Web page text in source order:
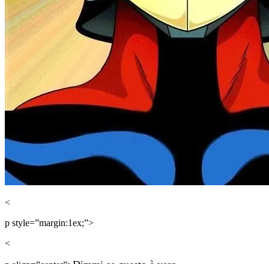
<
p style=”margin:1ex;”>
<